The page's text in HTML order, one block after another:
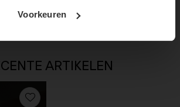
Voorkeuren
ARTIKELEN